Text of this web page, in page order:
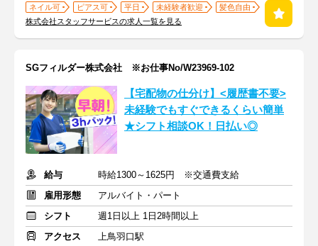
ネイル可 ピアス可 平日 未経験者歓迎
髪色自由
株式会社スタッフサービスの求人一覧を見る
SGフィルダー株式会社 ※お仕事No/W23969-102
【宅配物の仕分け】<履歴書不要>
未経験でもすぐできるくらい簡単
★シフト相談OK！日払い◎
給与
時給1300～1625円 ※交通費支給
雇用形態
アルバイト・パート
シフト
週1日以上 1日2時間以上
アクセス
上鳥羽口駅